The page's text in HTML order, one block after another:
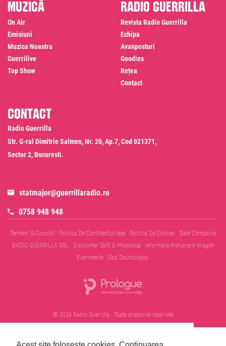
Muzică
On Air
Emisiuni
Muzica Noastra
Guerrilive
Top Show
Radio Guerrilla
Revista Radio Guerrilla
Echipa
Avanposturi
Goodies
Rețea
Contact
Contact
Radio Guerrilla
Str. G-ral Dimitrie Salmen, Nr. 20, Ap.7, Cod 021371,
Sector 2, Bucuresti.
statmajor@guerrillaradio.ro
0758 948 948
Termeni Si Conditii Politica De Confidentialitate Politica De Cookies
Date Companie
RADIO GUERRILLA SRL
Disclaimer SMS & WhatsApp
Informare Prelucrare Imagini
Evenimente
Cod Deontologic
© 2026 Radio Guerrilla - Toate drepturile rezervate